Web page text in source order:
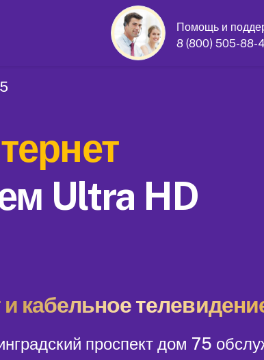
Помощь и
8 (800) 505-88-
Ultra HD
кабельное
проспект дом 75